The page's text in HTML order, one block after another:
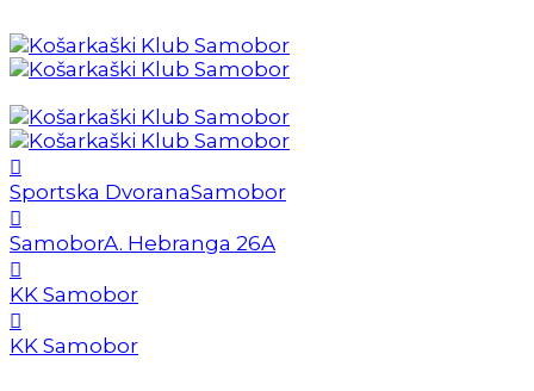
Sportska DvoranaSamobor
SamoborA. Hebranga 26A
KK Samobor
KK Samobor